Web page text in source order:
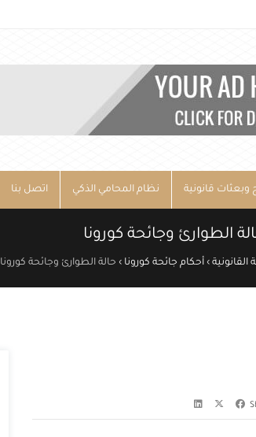
وبعثات قانونية نظام المحامي الذكي اتصل بنا
الطوارئ وجائحة كورونا
القانونية › أحكام جائحة كورونا › حالة الطوارئ وجائحة كورونا